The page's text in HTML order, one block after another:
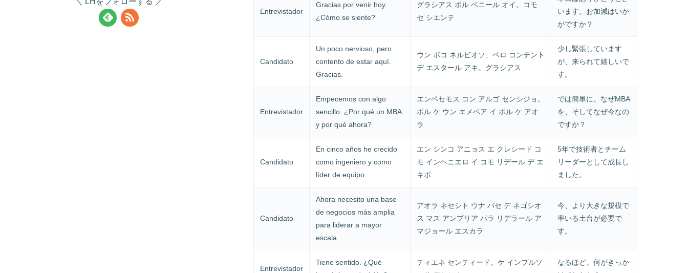
Entrevistador
Gracias por venir hoy.
¿Cómo se siente?
グラシアス ポル ベニール オイ。コモ
セ シエンテ
います。お加減はいか
がですか？
Candidato
Un poco nervioso, pero
contento de estar aquí.
Gracias.
ウン ポコ ネルビオソ、ペロ コンテント
デ エスタール アキ。グラシアス
少し緊張しています
が、来られて嬉しいで
す。
Entrevistador
Empecemos con algo
sencillo. ¿Por qué un MBA
y por qué ahora?
エンペセモス コン アルゴ センシジョ。
ポル ケ ウン エメベア イ ポル ケ アオ
ラ
では簡単に。なぜMBA
を、そしてなぜ今なの
ですか？
Candidato
En cinco años he crecido
como ingeniero y como
líder de equipo.
エン シンコ アニョス エ クレシード コ
モ インヘニエロ イ コモ リデール デ エ
キポ
5年で技術者とチーム
リーダーとして成長し
ました。
Candidato
Ahora necesito una base
de negocios más amplia
para liderar a mayor
escala.
アオラ ネセシト ウナ バセ デ ネゴシオ
ス マス アンプリア パラ リデラール ア
マジョール エスカラ
今、より大きな規模で
率いる土台が必要で
す。
Entrevistador
Tiene sentido. ¿Qué
ティエネ センティード。ケ インプルソ
なるほど。何がきっか